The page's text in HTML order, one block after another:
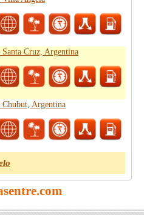
Cruz, Argentina
Argentina